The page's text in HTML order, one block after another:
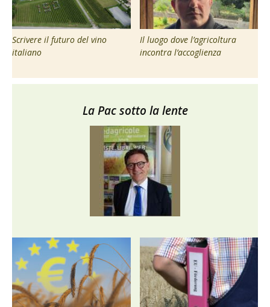
Scrivere il futuro del vino
italiano
Il luogo dove l’agricoltura
incontra l’accoglienza
La Pac sotto la lente